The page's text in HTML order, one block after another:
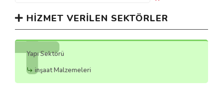
HIZMET VERILEN SEKTÖRLER
Yapı Sektörü
inşaat Malzemeleri